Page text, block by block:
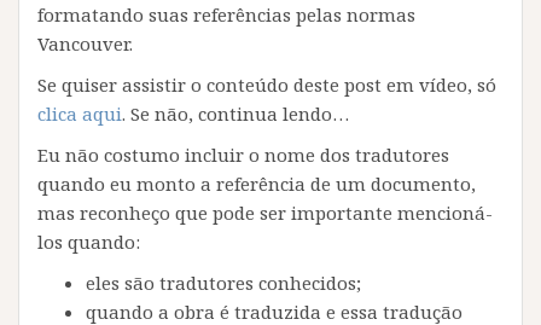
formatando suas referências pelas normas
Vancouver.
Se quiser assistir o conteúdo deste post em vídeo, só
clica aqui. Se não, continua lendo…
Eu não costumo incluir o nome dos tradutores
quando eu monto a referência de um documento,
mas reconheço que pode ser importante mencioná-
los quando:
eles são tradutores conhecidos;
quando a obra é traduzida e essa tradução